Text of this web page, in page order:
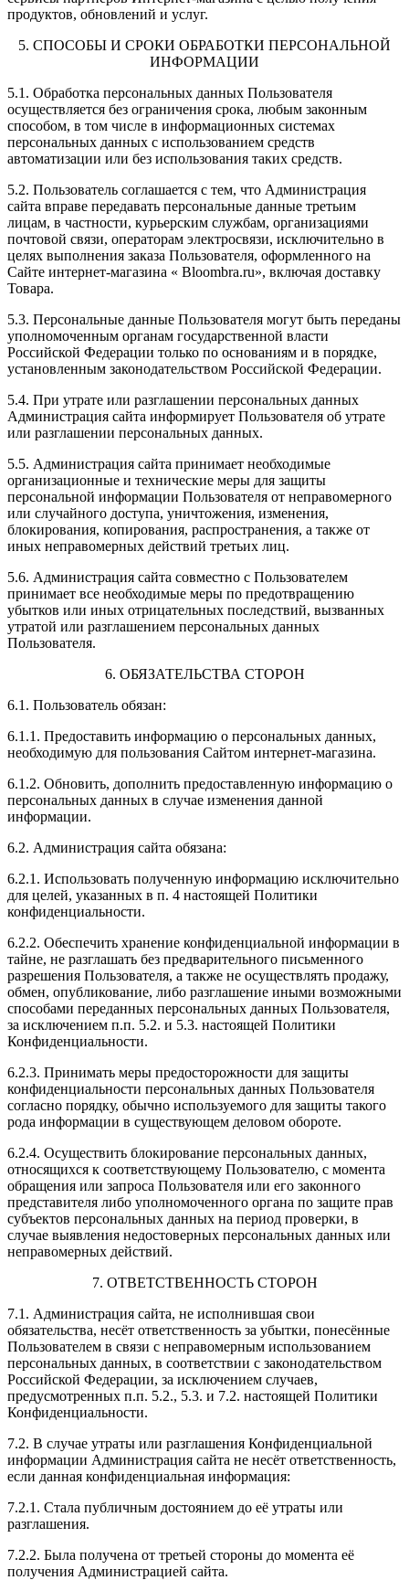
продуктов, обновлений и услуг.
5. СПОСОБЫ И СРОКИ ОБРАБОТКИ ПЕРСОНАЛЬНОЙ
ИНФОРМАЦИИ
5.1. Обработка персональных данных Пользователя
осуществляется без ограничения срока, любым законным
способом, в том числе в информационных системах
персональных данных с использованием средств
автоматизации или без использования таких средств.
5.2. Пользователь соглашается с тем, что Администрация
сайта вправе передавать персональные данные третьим
лицам, в частности, курьерским службам, организациями
почтовой связи, операторам электросвязи, исключительно в
целях выполнения заказа Пользователя, оформленного на
Сайте интернет-магазина « Bloombra.ru», включая доставку
Товара.
5.3. Персональные данные Пользователя могут быть переданы
уполномоченным органам государственной власти
Российской Федерации только по основаниям и в порядке,
установленным законодательством Российской Федерации.
5.4. При утрате или разглашении персональных данных
Администрация сайта информирует Пользователя об утрате
или разглашении персональных данных.
5.5. Администрация сайта принимает необходимые
организационные и технические меры для защиты
персональной информации Пользователя от неправомерного
или случайного доступа, уничтожения, изменения,
блокирования, копирования, распространения, а также от
иных неправомерных действий третьих лиц.
5.6. Администрация сайта совместно с Пользователем
принимает все необходимые меры по предотвращению
убытков или иных отрицательных последствий, вызванных
утратой или разглашением персональных данных
Пользователя.
6. ОБЯЗАТЕЛЬСТВА СТОРОН
6.1. Пользователь обязан:
6.1.1. Предоставить информацию о персональных данных,
необходимую для пользования Сайтом интернет-магазина.
6.1.2. Обновить, дополнить предоставленную информацию о
персональных данных в случае изменения данной
информации.
6.2. Администрация сайта обязана:
6.2.1. Использовать полученную информацию исключительно
для целей, указанных в п. 4 настоящей Политики
конфиденциальности.
6.2.2. Обеспечить хранение конфиденциальной информации в
тайне, не разглашать без предварительного письменного
разрешения Пользователя, а также не осуществлять продажу,
обмен, опубликование, либо разглашение иными возможными
способами переданных персональных данных Пользователя,
за исключением п.п. 5.2. и 5.3. настоящей Политики
Конфиденциальности.
6.2.3. Принимать меры предосторожности для защиты
конфиденциальности персональных данных Пользователя
согласно порядку, обычно используемого для защиты такого
рода информации в существующем деловом обороте.
6.2.4. Осуществить блокирование персональных данных,
относящихся к соответствующему Пользователю, с момента
обращения или запроса Пользователя или его законного
представителя либо уполномоченного органа по защите прав
субъектов персональных данных на период проверки, в
случае выявления недостоверных персональных данных или
неправомерных действий.
7. ОТВЕТСТВЕННОСТЬ СТОРОН
7.1. Администрация сайта, не исполнившая свои
обязательства, несёт ответственность за убытки, понесённые
Пользователем в связи с неправомерным использованием
персональных данных, в соответствии с законодательством
Российской Федерации, за исключением случаев,
предусмотренных п.п. 5.2., 5.3. и 7.2. настоящей Политики
Конфиденциальности.
7.2. В случае утраты или разглашения Конфиденциальной
информации Администрация сайта не несёт ответственность,
если данная конфиденциальная информация:
7.2.1. Стала публичным достоянием до её утраты или
разглашения.
7.2.2. Была получена от третьей стороны до момента её
получения Администрацией сайта.